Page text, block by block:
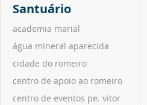
Santuário
academia marial
água mineral aparecida
cidade do romeiro
centro de apoio ao romeiro
centro de eventos pe. vitor